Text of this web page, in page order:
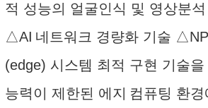
적 성능의 얼굴인식 및 영상분
△AI 네트워크 경량화 기술
(edge) 시스템 최적 구현 기술
능력이 제한된 에지 컴퓨팅 환